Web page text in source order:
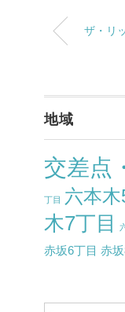
ザ・リ
地域
交差点
丁目 六本木
木7丁目
赤坂6丁目 赤